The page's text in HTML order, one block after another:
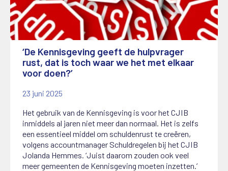
‘De Kennisgeving geeft de hulpvrager
rust, dat is toch waar we het met elkaar
voor doen?’
23 juni 2025
Het gebruik van de Kennisgeving is voor het CJIB
inmiddels al jaren niet meer dan normaal. Het is zelfs
een essentieel middel om schuldenrust te creëren,
volgens accountmanager Schuldregelen bij het CJIB
Jolanda Hemmes. ‘Juist daarom zouden ook veel
meer gemeenten de Kennisgeving moeten inzetten.’